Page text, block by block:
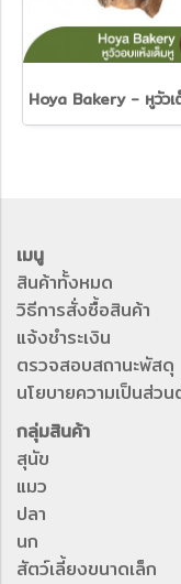
เมนู
สินค้าทั้งหมด
วิธีการสั่งซื้อสินค้า
แจ้งชำระเงิน
ตรวจสอบสถานะพัสดุ
นโยบายความเป็นส่วน
กลุ่มสินค้า
สุนัข
แมว
ปลา
นก
สัตว์เลี้ยงขนาดเล็ก